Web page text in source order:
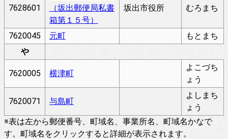
7628601
（坂出郵便局私書
箱第１５号）
坂出市役所 むろまち
7620045 元町
もとまち
や
7620005 横津町
よこづち
ょう
7620071 与島町
よしまち
ょう
※表は左から郵便番号、町域名、事業所名、町域名かなで
す。町域名をクリックすると詳細が表示されます。